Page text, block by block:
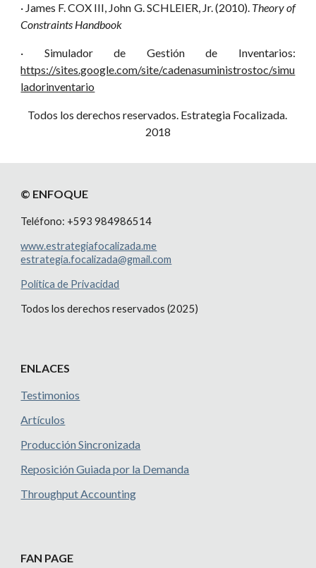
· James F. COX III, John G. SCHLEIER, Jr. (2010). Theory of
Constraints Handbook
· Simulador de Gestión de Inventarios:
https://sites.google.com/site/cadenasuministrostoc/simu
ladorinventario
Todos los derechos reservados. Estrategia Focalizada.
2018
© ENFOQUE
Teléfono: +593984986514
www.estrategiafocalizada.me
estrategia.focalizada@gmail.com
Política de Privacidad
Todos los derechos reservados (2025)
ENLACES
Testimonios
Artículos
Producción Sincronizada
Reposición Guiada por la Demanda
Throughput Accounting
FAN PAGE